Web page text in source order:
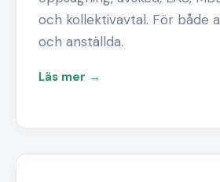
och kollektivavtal. För både
och anställda.
Läs mer →